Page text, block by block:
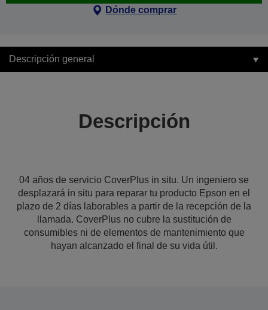
Dónde comprar
Descripción general
Descripción
04 años de servicio CoverPlus in situ. Un ingeniero se
desplazará in situ para reparar tu producto Epson en el
plazo de 2 días laborables a partir de la recepción de la
llamada. CoverPlus no cubre la sustitución de
consumibles ni de elementos de mantenimiento que
hayan alcanzado el final de su vida útil.